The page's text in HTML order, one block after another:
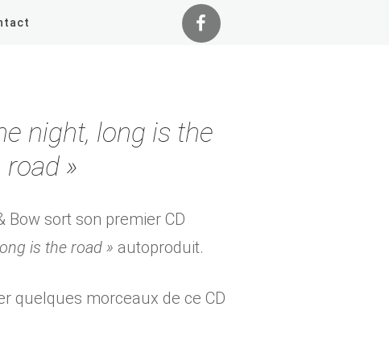
night, long is the
road »
Bow sort son premier CD
is the road » autoproduit.
quelques morceaux de ce CD